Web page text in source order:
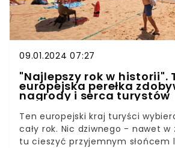
09.01.2024 07:27
"Najlepszy rok w historii".
europejska perełka
nagrody i serca turystów
Ten europejski kraj turyści
cały rok. Nic dziwnego - nawet w
tu cieszyć przyjemnym słońcem